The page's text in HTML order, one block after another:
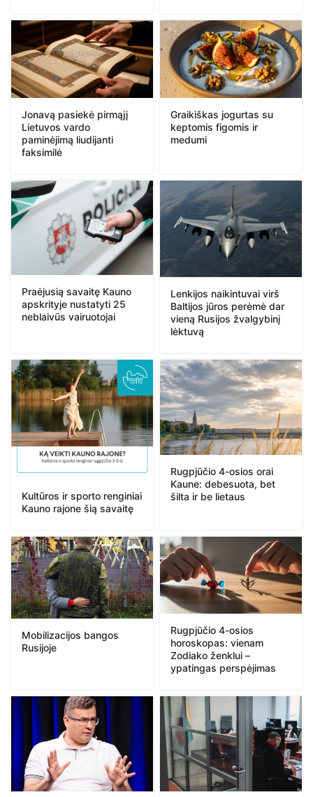
Jonavą pasiekė pirmąjį
Lietuvos vardo
paminėjimą liudijanti
faksimilė
Graikiškas jogurtas su
keptomis figomis ir
medumi
Praėjusią savaitę Kauno
apskrityje nustatyti 25
neblaivūs vairuotojai
Lenkijos naikintuvai virš
Baltijos jūros perėmė dar
vieną Rusijos žvalgybinį
lėktuvą
Kultūros ir sporto renginiai
Kauno rajone šią savaitę
Rugpjūčio 4-osios orai
Kaune: debesuota, bet
šilta ir be lietaus
Mobilizacijos bangos
Rusijoje
Rugpjūčio 4-osios
horoskopas: vienam
Zodiako ženklui –
ypatingas perspėjimas